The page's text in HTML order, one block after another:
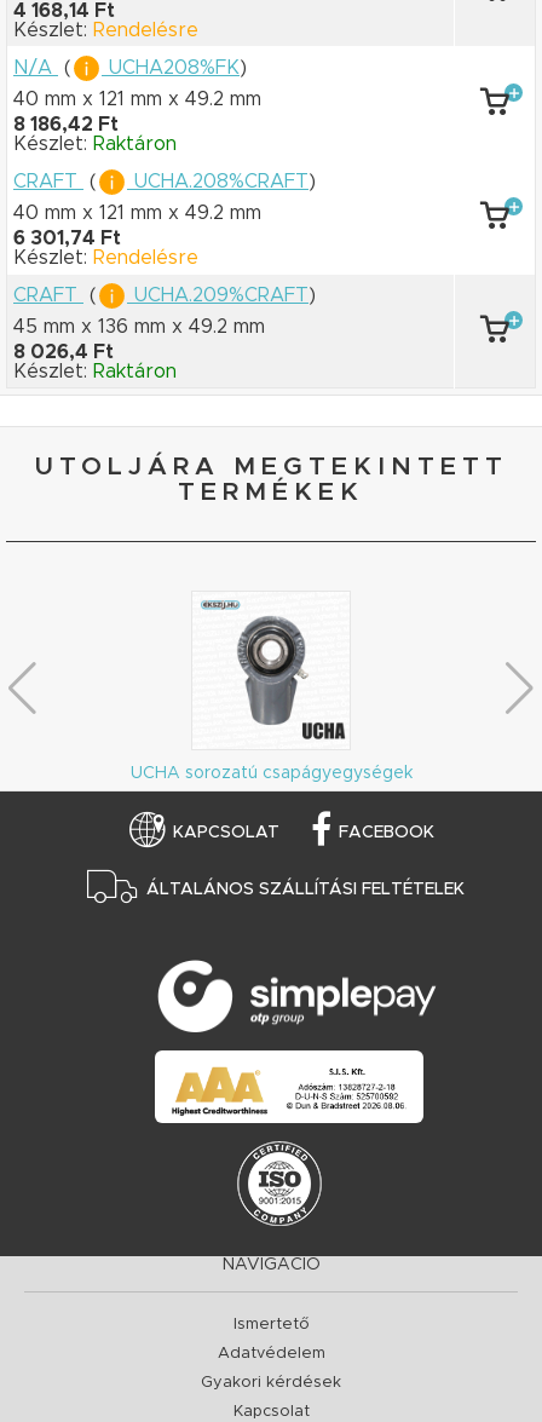
4 168,14 Ft
Készlet: Rendelésre
N/A
( UCHA208%FK)
40 mm x 121 mm x 49.2 mm
8 186,42 Ft
Készlet: Raktáron
CRAFT
( UCHA.208%CRAFT)
40 mm x 121 mm x 49.2 mm
6 301,74 Ft
Készlet: Rendelésre
CRAFT
( UCHA.209%CRAFT)
45 mm x 136 mm x 49.2 mm
8 026,4 Ft
Készlet: Raktáron
UTOLJÁRA MEGTEKINTETT
TERMÉKEK
UCHA sorozatú csapágyegységek
KAPCSOLAT FACEBOOK
ÁLTALÁNOS SZÁLLÍTÁSI FELTÉTELEK
NAVIGÁCIÓ
Ismertető
Adatvédelem
Gyakori kérdések
Kapcsolat